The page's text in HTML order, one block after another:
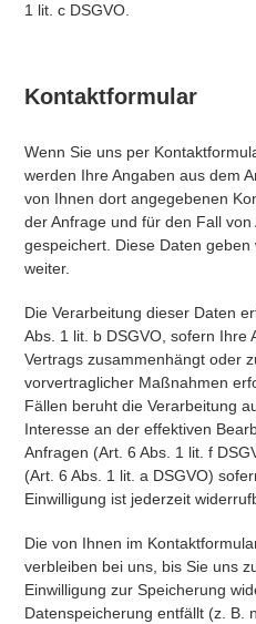
1 lit. c DSGVO.
Kontaktformular
Wenn Sie uns per
werden Ihre Angaben aus dem
von Ihnen dort angegebenen
der Anfrage und für den Fall
gespeichert. Diese Daten
weiter.
Die Verarbeitung dieser Daten
Abs. 1 lit. b DSGVO, sofern Ihre
Vertrags zusammenhängt oder
vorvertraglicher Maßnahmen
Fällen beruht die Verarbeitung
Interesse an der effektiven
Anfragen (Art. 6 Abs. 1 lit. f
(Art. 6 Abs. 1 lit. a DSGVO)
Einwilligung ist jederzeit
Die von Ihnen im
verbleiben bei uns, bis Sie uns
Einwilligung zur Speicherung
Datenspeicherung entfällt (z. B.